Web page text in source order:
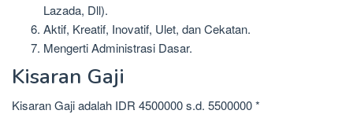
Lazada, Dll).
Aktif, Kreatif, Inovatif, Ulet, dan Cekatan.
Mengerti Administrasi Dasar.
Kisaran Gaji
Kisaran Gaji adalah IDR 4500000 s.d. 5500000 *